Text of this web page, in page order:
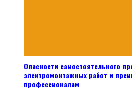
Опасности самостоятельного
электромонтажных работ и
профессионалам